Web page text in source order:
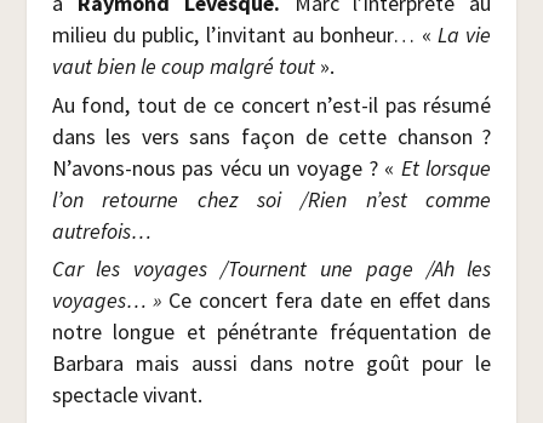
milieu du public, l’invitant au bon­heur… «La vie
vaut bien le coup mal­gré tout ».
Au fond, tout de ce concert n’est-il pas résu­mé
dans les vers sans façon de cette chan­son ?
N’avons-nous pas vécu un voyage ? « Et lorsque
l’on retourne chez soi /​Rien n’est comme
autrefois…
Car les voyages /​Tournent une page /​Ah les
voyages… » Ce concert fera date en effet dans
notre longue et péné­trante fré­quen­ta­tion de
Bar­ba­ra mais aus­si dans notre goût pour le
spec­tacle vivant.